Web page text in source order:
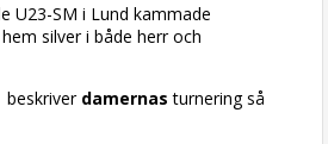
U23-SM i Lund kammade
silver i både herr och
beskriver damernas turnering så